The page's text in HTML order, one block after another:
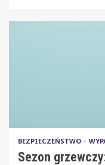
BEZPIECZEŃSTWO
Sezon